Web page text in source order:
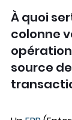
À quoi
colonne
source